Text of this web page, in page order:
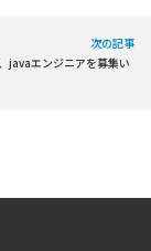
次の記事
javaエンジニアを募集い